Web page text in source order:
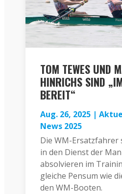
TOM TEWES UND
HINRICHS SIND
BEREIT“
Aug. 26, 2025|
News 2025
Die WM-Ersatzfahrer
in den Dienst der
absolvieren im
gleiche Pensum wie
den WM-Booten.